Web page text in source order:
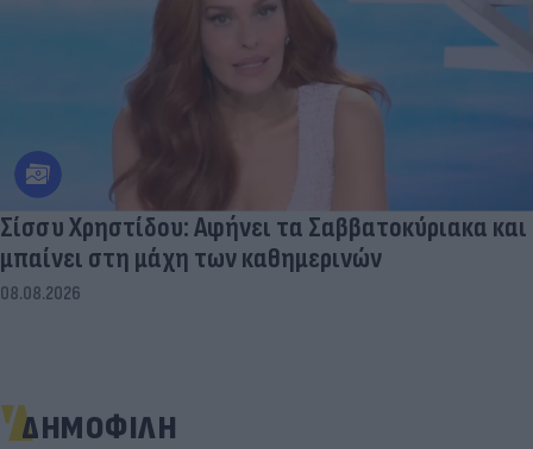
Σίσσυ Χρηστίδου: Αφήνει τα Σαββατοκύριακα και
μπαίνει στη μάχη των καθημερινών
08.08.2026
ΔΗΜΟΦΙΛΗ